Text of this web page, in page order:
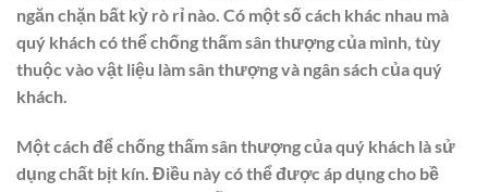
ngăn chặn bất kỳ rò rỉ nào. Có một số cách khác nhau mà
quý khách có thể chống thấm sân thượng của mình, tùy
thuộc vào vật liệu làm sân thượng và ngân sách của quý
khách.
Một cách để chống thấm sân thượng của quý khách là sử
dụng chất bịt kín. Điều này có thể được áp dụng cho bề